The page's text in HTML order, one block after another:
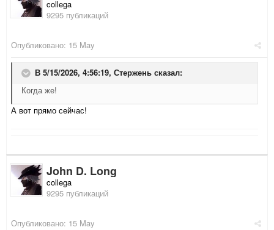
collega
9295 публикаций
Опубликовано: 15 May
В 5/15/2026, 4:56:19, Стержень сказал:
Когда же!
А вот прямо сейчас!
John D. Long
collega
9295 публикаций
Опубликовано: 15 May